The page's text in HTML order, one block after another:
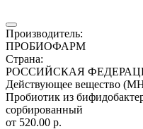
Производитель:
ПРОБИОФАРМ
Страна:
РОССИЙСКАЯ
Действующее вещество
Пробиотик из
сорбированный
от 520.00 р.